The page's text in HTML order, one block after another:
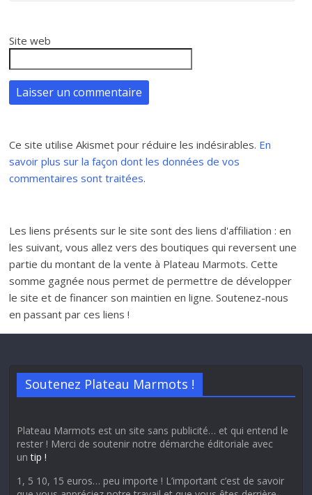
Site web
Ce site utilise Akismet pour réduire les indésirables. En
savoir plus sur la façon dont les données de vos
commentaires sont traitées.
Les liens présents sur le site sont des liens d'affiliation : en
les suivant, vous allez vers des boutiques qui reversent une
partie du montant de la vente à Plateau Marmots. Cette
somme gagnée nous permet de permettre de développer
le site et de financer son maintien en ligne. Soutenez-nous
en passant par ces liens !
Soutenez Plateau Marmots !
Plateau Marmots est un site sans publicité… et qui entend le
rester ! Merci de soutenir notre démarche éditoriale avec
untip !
1, 5 10, 15 euros… peu importe ! L’important c’est de savoir